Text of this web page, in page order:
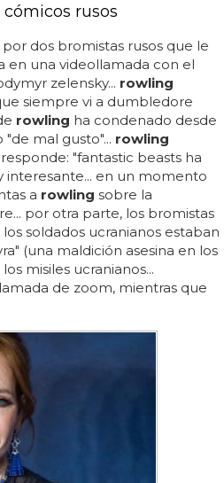
rusos
dos bromistas rusos que le
en una videollamada con el
zelensky... rowling
siempre vi a dumbledore
rowling ha condenado desde
mal gusto"... rowling
"fantastic beasts ha
interesante... en un momento
a rowling sobre la
por otra parte, los bromistas
soldados ucranianos estaban
(una maldición asesina en los
misiles ucranianos...
de zoom, mientras que